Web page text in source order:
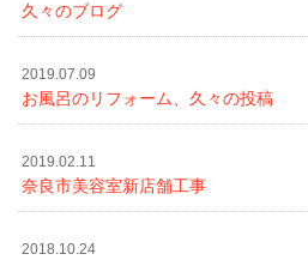
久々のブログ
2019.07.09
お風呂のリフォーム、久々の投稿
2019.02.11
奈良市美容室新店舗工事
2018.10.24